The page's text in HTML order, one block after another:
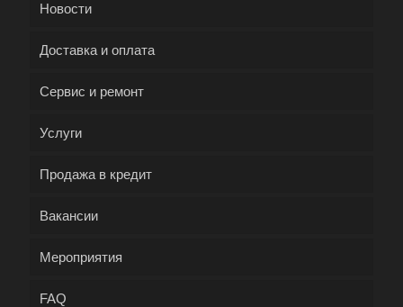
Новости
Доставка и оплата
Сервис и ремонт
Услуги
Продажа в кредит
Вакансии
Мероприятия
FAQ